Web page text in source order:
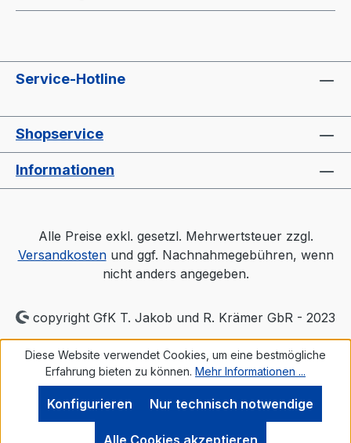
Service-Hotline
Shopservice
Informationen
Alle Preise exkl. gesetzl. Mehrwertsteuer zzgl.
Versandkostenund ggf. Nachnahmegebühren, wenn
nicht anders angegeben.
copyright GfK T. Jakob und R. Krämer GbR - 2023
Diese Website verwendet Cookies, um eine bestmögliche
Erfahrung bieten zu können. Mehr Informationen ...
Nur technisch notwendige
Konfigurieren
Alle Cookies akzeptieren